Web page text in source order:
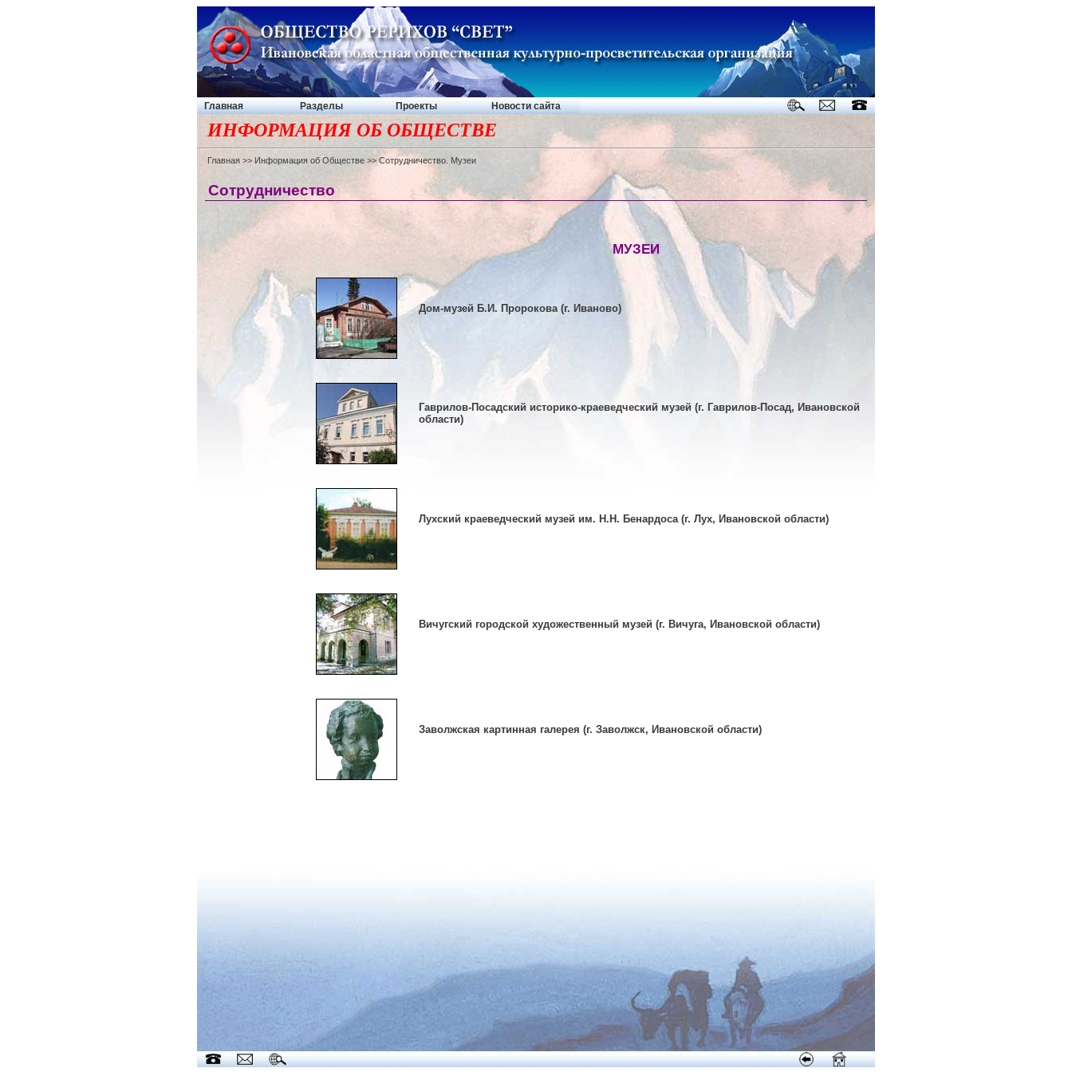
Главная Разделы Проекты Новости сайта
ИНФОРМАЦИЯ ОБ ОБЩЕСТВЕ
Главная >> Информация об Обществе >> Сотрудничество. Музеи
Сотрудничество
МУЗЕИ
Дом-музей Б.И. Пророкова (г. Иваново)
Гаврилов-Посадский историко-краеведческий музей (г. Гаврилов-Посад, Ивановской
области)
Лухский краеведческий музей им. Н.Н. Бенардоса (г. Лух, Ивановской области)
Вичугский городской художественный музей (г. Вичуга, Ивановской области)
Заволжская картинная галерея (г. Заволжск, Ивановской области)